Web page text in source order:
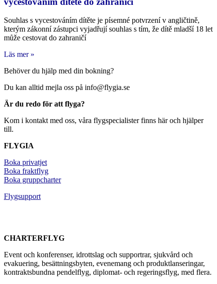
Souhlas s vycestováním dítěte je písemné potvrzení v angličtině,
kterým zákonní zástupci vyjadřují souhlas s tím, že dítě mladší 18 let
může cestovat do zahraničí
Läs mer »
Behöver du hjälp med din bokning?
Du kan alltid mejla oss på info@flygia.se
Är du redo för att flyga?
Kom i kontakt med oss, våra flygspecialister finns här och hjälper
till.
FLYGIA
Boka privatjet
Boka fraktflyg
Boka gruppcharter
Flygsupport
CHARTERFLYG
Event och konferenser, idrottslag och supportrar, sjukvård och
evakuering, besättningsbyten, evenemang och produktlanseringar,
kontraktsbundna pendelflyg, diplomat- och regeringsflyg, med flera.